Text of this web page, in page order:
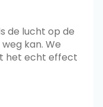
de lucht op de
kan. We
het echt effect